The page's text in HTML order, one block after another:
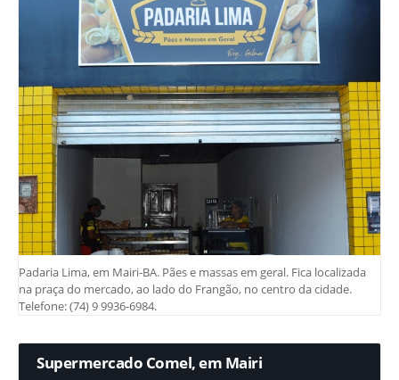
Padaria Lima, em Mairi-BA. Pães e massas em geral. Fica localizada
na praça do mercado, ao lado do Frangão, no centro da cidade.
Telefone: (74) 9 9936-6984.
Supermercado Comel, em Mairi